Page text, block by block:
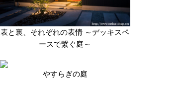
表と裏、それぞれの表情 ～デッキスペ
ースで繋ぐ庭～
やすらぎの庭